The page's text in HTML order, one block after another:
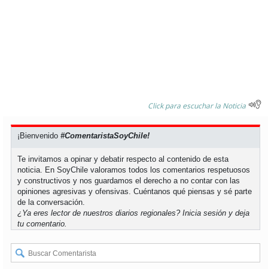
Click para escuchar la Noticia
¡Bienvenido#ComentaristaSoyChile!
Te invitamos a opinar y debatir respecto al contenido de esta
noticia. En SoyChile valoramos todos los comentarios respetuosos
y constructivos y nos guardamos el derecho a no contar con las
opiniones agresivas y ofensivas. Cuéntanos qué piensas y sé parte
de la conversación.
¿Ya eres lector de nuestros diarios regionales?Inicia sesión y deja
tu comentario.